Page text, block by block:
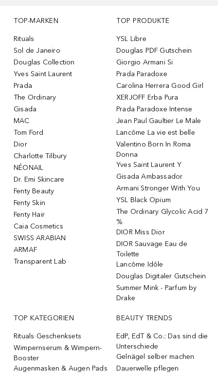
TOP-MARKEN
Rituals
Sol de Janeiro
Douglas Collection
Yves Saint Laurent
Prada
The Ordinary
Gisada
MAC
Tom Ford
Dior
Charlotte Tilbury
NÉONAIL
Dr. Emi Skincare
Fenty Beauty
Fenty Skin
Fenty Hair
Caia Cosmetics
SWISS ARABIAN
ARMAF
Transparent Lab
TOP PRODUKTE
YSL Libre
Douglas PDF Gutschein
Giorgio Armani Si
Prada Paradoxe
Carolina Herrera Good Girl
XERJOFF Erba Pura
Prada Paradoxe Intense
Jean Paul Gaultier Le Male
Lancôme La vie est belle
Valentino Born In Roma
Donna
Yves Saint Laurent Y
Gisada Ambassador
Armani Stronger With You
YSL Black Opium
The Ordinary Glycolic Acid 7
%
DIOR Miss Dior
DIOR Sauvage Eau de
Toilette
Lancôme Idôle
Douglas Digitaler Gutschein
Summer Mink - Parfum by
Drake
TOP KATEGORIEN
Rituals Geschenksets
Wimpernserum & Wimpern-
Booster
Augenmasken & Augen Pads
BEAUTY TRENDS
EdP, EdT & Co.: Das sind die
Unterschiede
Gelnägel selber machen
Dauerwelle pflegen